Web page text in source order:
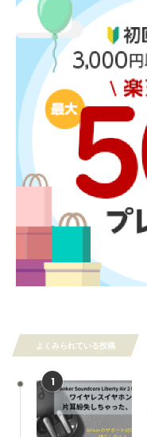
よくみられている投稿
1